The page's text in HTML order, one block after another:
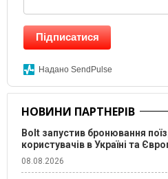
Підписатися
Надано SendPulse
НОВИНИ ПАРТНЕРІВ
Bolt запустив бронювання
користувачів в Україні та
08.08.2026